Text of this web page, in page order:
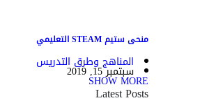
منحى ستيم STEAM التعليمي
المناهج وطرق التدريس
سبتمبر 15, 2019
SHOW MORE
Latest Posts